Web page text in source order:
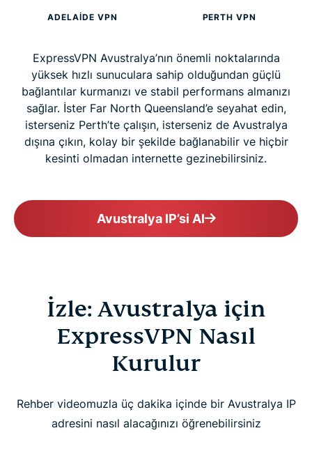
ADELAIDE VPN PERTH VPN
ExpressVPN Avustralya’nın önemli noktalarında
yüksek hızlı sunuculara sahip olduğundan güçlü
bağlantılar kurmanızı ve stabil performans almanızı
sağlar. İster Far North Queensland’e seyahat edin,
isterseniz Perth’te çalışın, isterseniz de Avustralya
dışına çıkın, kolay bir şekilde bağlanabilir ve hiçbir
kesinti olmadan internette gezinebilirsiniz.
Avustralya IP’si Al
İzle: Avustralya için
ExpressVPN Nasıl
Kurulur
Rehber videomuzla üç dakika içinde bir Avustralya IP
adresini nasıl alacağınızı öğrenebilirsiniz